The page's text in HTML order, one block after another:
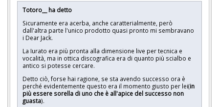
Totoro__ ha detto
Sicuramente era acerba, anche caratterialmente, però
dall'altra parte l'unico prodotto quasi pronto mi sembravano
i Dear Jack.
La Iurato era più pronta alla dimensione live per tecnica e
vocalità, ma in ottica discografica era di quanto più scialbo e
antico si potesse cercare.
Detto ciò, forse hai ragione, se sta avendo successo ora è
perché evidentemente questo era il momento giusto per lei(in
più essere sorella di uno che è all'apice del successo non
guasta).